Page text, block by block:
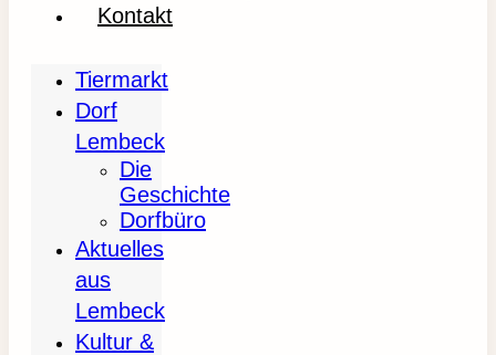
Kontakt
Tiermarkt
Dorf
Lembeck
Die
Geschichte
Dorfbüro
Aktuelles
aus
Lembeck
Kultur &